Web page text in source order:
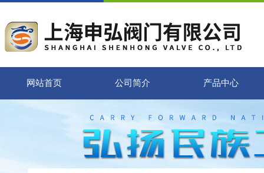
网站首页 公司简介 产品中心